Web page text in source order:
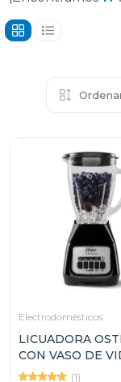
Electrodomésticos
LICUADORA
CON VASO DE
DE 1.5L Y 2
(1)